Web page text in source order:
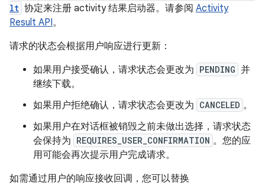
lt 协定来注册 activity 结果启动器。请参阅 Activity
Result API。
请求的状态会根据用户响应进行更新：
如果用户接受确认，请求状态会更改为 PENDING 并
继续下载。
如果用户拒绝确认，请求状态会更改为 CANCELED 。
如果用户在对话框被销毁之前未做出选择，请求状态
会保持为 REQUIRES_USER_CONFIRMATION 。您的应
用可能会再次提示用户完成请求。
如需通过用户的响应接收回调，您可以替换